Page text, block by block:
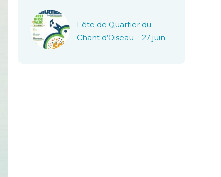
Fête de Quartier du
Chant d’Oiseau – 27 juin